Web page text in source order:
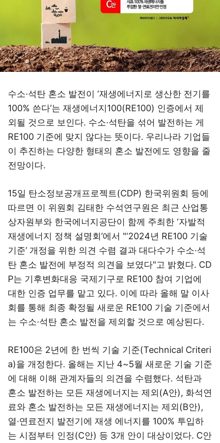
수소·석탄 혼소 발전이 ‘재생에너지로 생산한 전기를
100% 쓴다’는 재생에너지100(RE100) 인증에서 제
외될 것으로 보인다. 수소·석탄을 섞어 발전하는 게
RE100 기준에 맞지 않다는 뜻이다. 우리나라 기업들
이 추진하는 다양한 형태의 혼소 발전에도 영향을 줄
전망이다.
15일 탄소정보공개프로젝트(CDP) 한국위원회 등에
따르면 이 위원회 김태한 수석연구원은 최근 산업통
상자원부와 한국에너지공단이 함께 주최한 ‘자발적
재생에너지 정책 설명회’에서 "‘2024년 RE100 기술
기준’ 개정을 위한 의견 수렴 결과 대다수가 수소·석
탄 혼소 발전에 부정적 의견을 보였다"고 밝혔다. CD
P는 기후변화대응 국제기구로 RE100 참여 기업에
대한 인증 업무를 맡고 있다. 이에 따라 올해 말 이사
회를 통해 최종 확정될 새로운 RE100 기술 기준에서
는 수소·석탄 혼소 발전을 제외할 것으로 예상된다.
RE100은 2년에 한 번씩 기술 기준(Technical Criteri
a)을 개정한다. 올해는 지난 4~5월 새로운 기술 기준
에 대해 이해 관계자들의 의견을 수렴했다. 석탄과
혼소 발전하는 모든 재생에너지는 제외(A안), 화석연
료와 혼소 발전하는 모든 재생에너지는 제외(B안),
열·연료전지 발전기에 재생 에너지를 100% 투입하
는 시점부터 인정(C안) 등 3개 안이 대상이었다. C안